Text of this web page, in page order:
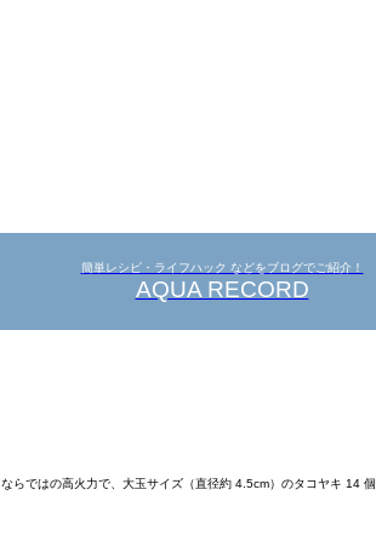
簡単レシピ・ライフハック などをブログでご紹介！
AQUA RECORD
ではの高火力で、大玉サイズ（直径約 4.5cm）のタコヤキ 14